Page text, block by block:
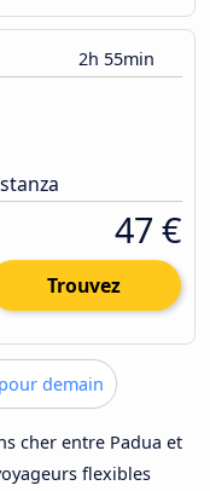
2h 55min
47 €
Trouvez
demain
cher entre Padua et
flexibles